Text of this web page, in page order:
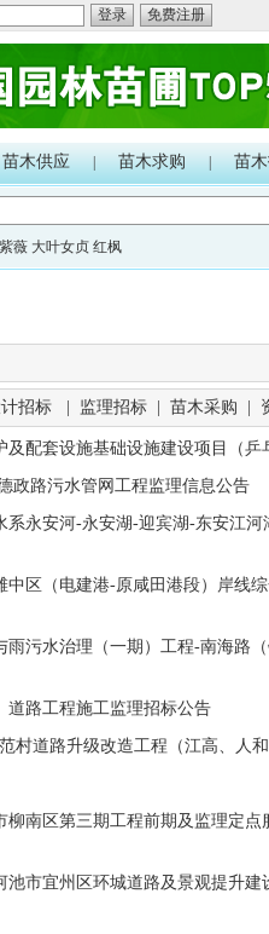
登录 免费注册
苗木供应 苗木求购 苗
紫薇 大叶女贞 红枫
招标 监理招标 苗木采购
及配套设施基础设施建设项目（
政路污水管网工程监理信息公告
系永安河-永安湖-迎宾湖-东安江
中区（电建港-原咸田港段）岸线
雨污水治理（一期）工程-南海路
道路工程施工监理招标公告
村道路升级改造工程（江高、人
南区第三期工程前期及监理定点
池市宜州区环城道路及景观提升